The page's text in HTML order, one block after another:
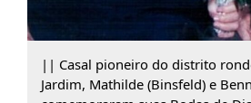
|| Casal pioneiro do distrito
Jardim, Mathilde (Binsfeld) e